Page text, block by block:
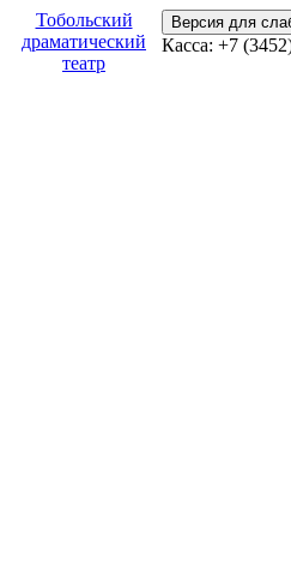
Тобольский
драматический
театр
Версия для
Касса: +7